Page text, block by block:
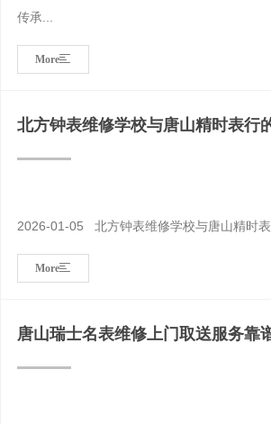
传承...
More
北方钟表维修学校与唐山精时表行
2026-01-05 北方钟表维修学校与唐山精时表
More
唐山瑞士名表维修上门取送服务靠